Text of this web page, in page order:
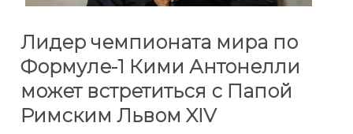
Лидер чемпионата мира по
Формуле-1 Кими Антонелли
может встретиться с Папой
Римским Львом XIV